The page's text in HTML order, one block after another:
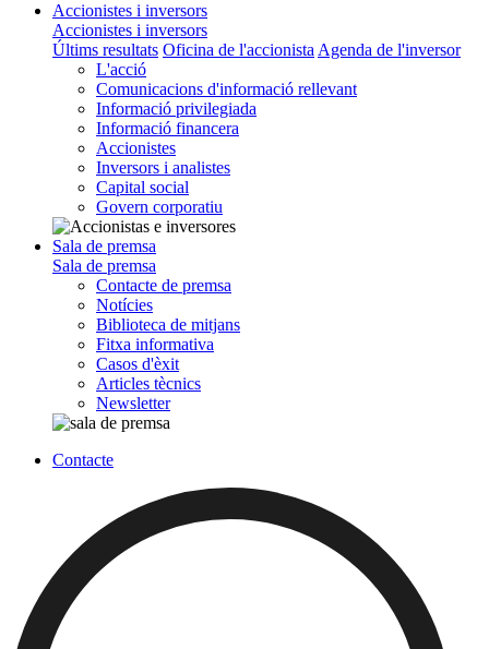
Accionistes i inversors
Accionistes i inversors
Últims resultats Oficina de l'accionista Agenda de l'inversor
L'acció
Comunicacions d'informació rellevant
Informació privilegiada
Informació financera
Accionistes
Inversors i analistes
Capital social
Govern corporatiu
Sala de premsa
Sala de premsa
Contacte de premsa
Notícies
Biblioteca de mitjans
Fitxa informativa
Casos d'èxit
Articles tècnics
Newsletter
Contacte